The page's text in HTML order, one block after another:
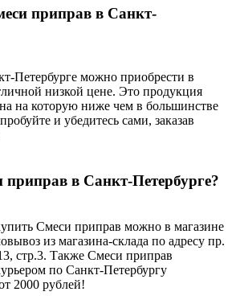
приправ в Санкт-
Петербурге можно приобрести в
низкой цене. Это продукция
на которую ниже чем в большинстве
и убедитесь сами, заказав
приправ в Санкт-Петербурге?
Смеси приправ можно в магазине
из магазина-склада по адресу пр.
стр.3. Также Смеси приправ
по Санкт-Петербургу
2000 рублей!